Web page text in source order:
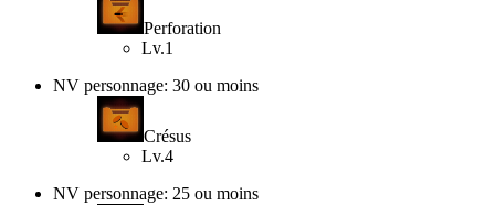
Perforation
Lv.1
NV personnage: 30 ou moins
Crésus
Lv.4
NV personnage: 25 ou moins